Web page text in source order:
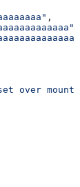
,
over